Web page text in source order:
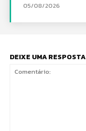
05/08/2026
DEIXE UMA RESPOSTA